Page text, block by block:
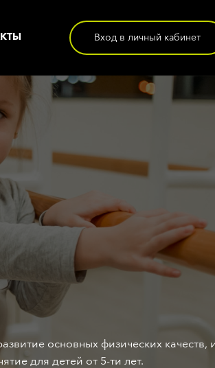
Вход в личный кабинет
РАСПИСАНИЕ
КЛАССЫ
ЗОНЫ
КОНТАКТЫ
основных физических качеств,
для детей от 5-ти лет.